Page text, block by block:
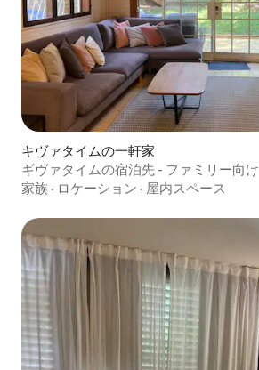
キヴァタイムの一軒家
ギヴァタイムの宿泊先 - ファミリー向け
家族 · ロケーション · 屋内スペース